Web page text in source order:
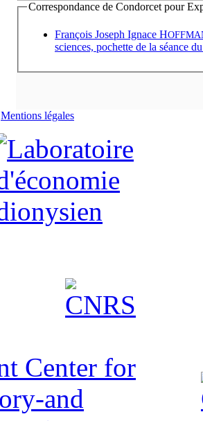
Correspondance de Condorcet pour
François Joseph Ignace H
sciences, pochette de la séance
Mentions légales